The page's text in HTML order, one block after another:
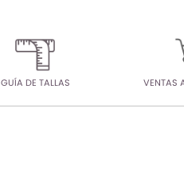
GUÍA DE TALLAS VENTAS